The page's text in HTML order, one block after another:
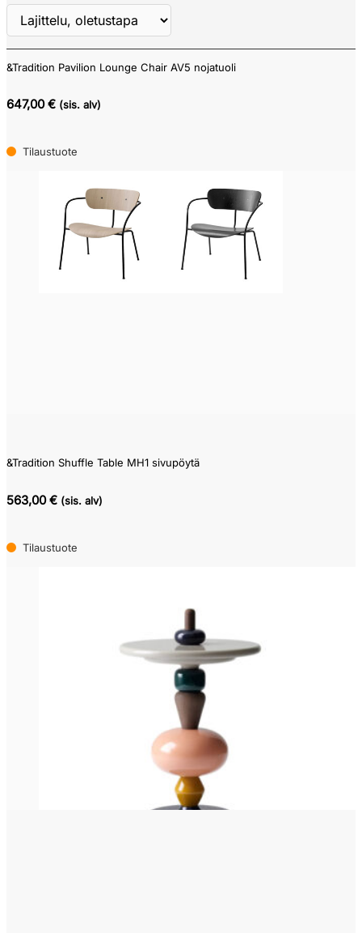
Näytä
Tarjouskori
toimitusaikaa(220)
Tilaustuote
&Tradition Pavilion Lounge Chair AV5 nojatuoli
647,00 € (sis. alv)
Tilaustuote
&Tradition Shuffle Table MH1 sivupöytä
563,00 € (sis. alv)
Tilaustuote